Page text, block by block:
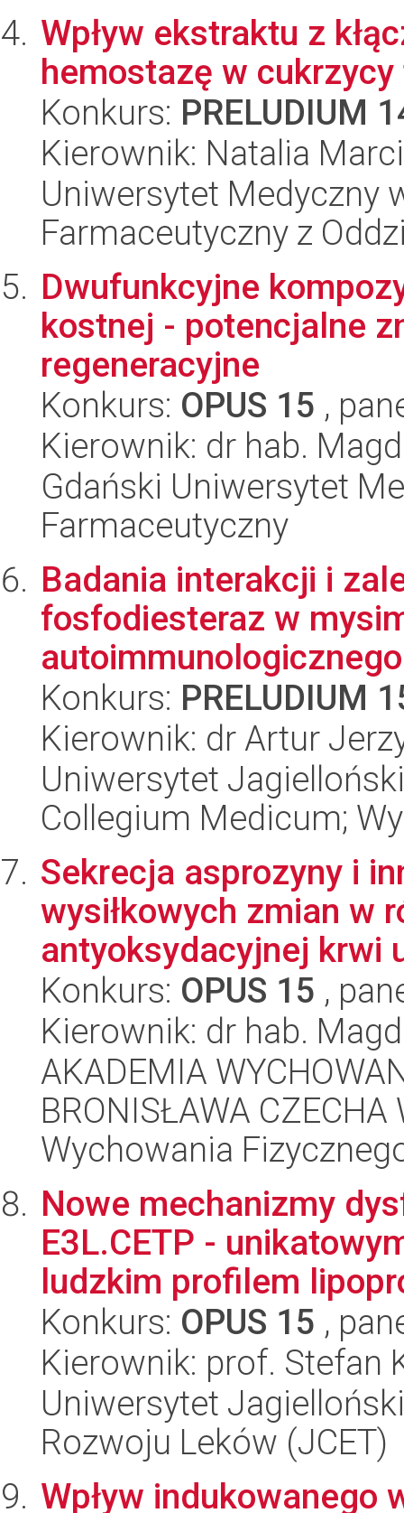
Wpływ ekstraktu z
hemostazę w
Konkurs: PRELUDIUM
Kierownik: Natalia
Uniwersytet Medyczny
Farmaceutyczny z
Dwufunkcyjne
kostnej - potencjalne
regeneracyjne
Konkurs: OPUS 15 ,
Kierownik: dr hab.
Gdański Uniwersytet
Farmaceutyczny
Badania interakcji i
fosfodiesteraz w
Konkurs: PRELUDIUM
Kierownik: dr Artur
Uniwersytet
Collegium Medicum;
Sekrecja asprozyny i
wysiłkowych zmian w
antyoksydacyjnej krwi
Konkurs: OPUS 15 ,
Kierownik: dr hab.
AKADEMIA
BRONISŁAWA CZECHA
Wychowania
Nowe mechanizmy
E3L.CETP -
ludzkim profilem
Konkurs: OPUS 15 ,
Kierownik: prof. Stefan
Uniwersytet
Rozwoju Leków (JCET)
Wpływ indukowanego